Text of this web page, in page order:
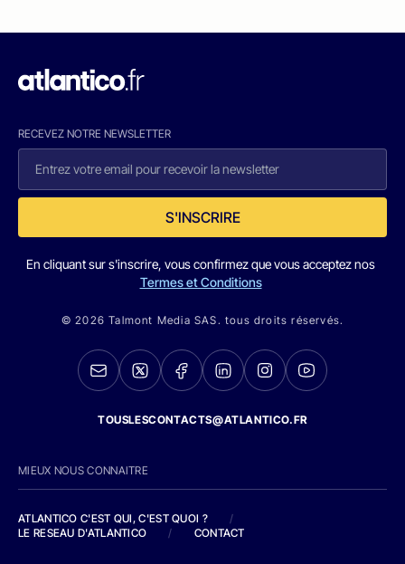
RECEVEZ NOTRE NEWSLETTER
S'INSCRIRE
En cliquant sur s'inscrire, vous confirmez que vous acceptez nos
Termes et Conditions
© 2026 Talmont Media SAS. tous droits réservés.
TOUSLESCONTACTS@ATLANTICO.FR
MIEUX NOUS CONNAITRE
ATLANTICO C'EST QUI, C'EST QUOI ?
/
LE RESEAU D'ATLANTICO
/ CONTACT